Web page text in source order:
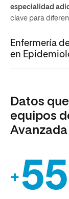
especialidad
clave para
Enfermería
en
Datos
equipos
Avanzada
+ 55